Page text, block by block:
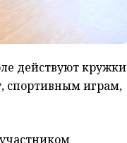
действуют кружки
спортивным играм,